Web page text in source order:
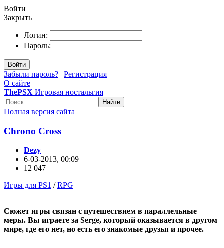
Войти
Закрыть
Логин:
Пароль:
Войти
Забыли пароль? | Регистрация
О сайте
ThePSX Игровая ностальгия
Найти
Полная версия сайта
Chrono Cross
Dezy
6-03-2013, 00:09
12 047
Игры для PS1 /RPG
Сюжет игры связан с путешествием в параллельные
меры. Вы играете за Serge, который оказывается в другом
мире, где его нет, но есть его знакомые друзья и прочее.